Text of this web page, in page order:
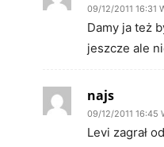
09/12/2011 16:31
Damy ja też
jeszcze ale
najs
09/12/2011 16:45
Levi zagrał